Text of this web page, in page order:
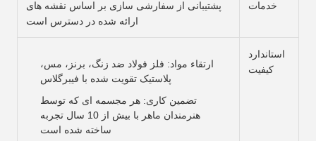
خدمات
پشتیبانی از سفارشی سازی بر اساس نقشه های
ارائه شده در دسترس است
استاندارد
کیفیت
ارتقاء مواد: فلز فولاد ضد زنگ، برنز، مس،
پلاستیک تقویت شده با فیبرگلاس
تضمین کاری: هر مجسمه ای که توسط
هنرمندان ماهر با بیش از 10 سال تجربه
ساخته شده است